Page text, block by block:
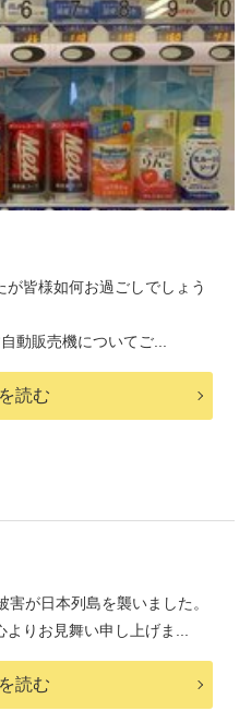
皆様如何お過ごしでしょう
動販売機についてご...
読む
が日本列島を襲いました。
りお見舞い申し上げま...
読む